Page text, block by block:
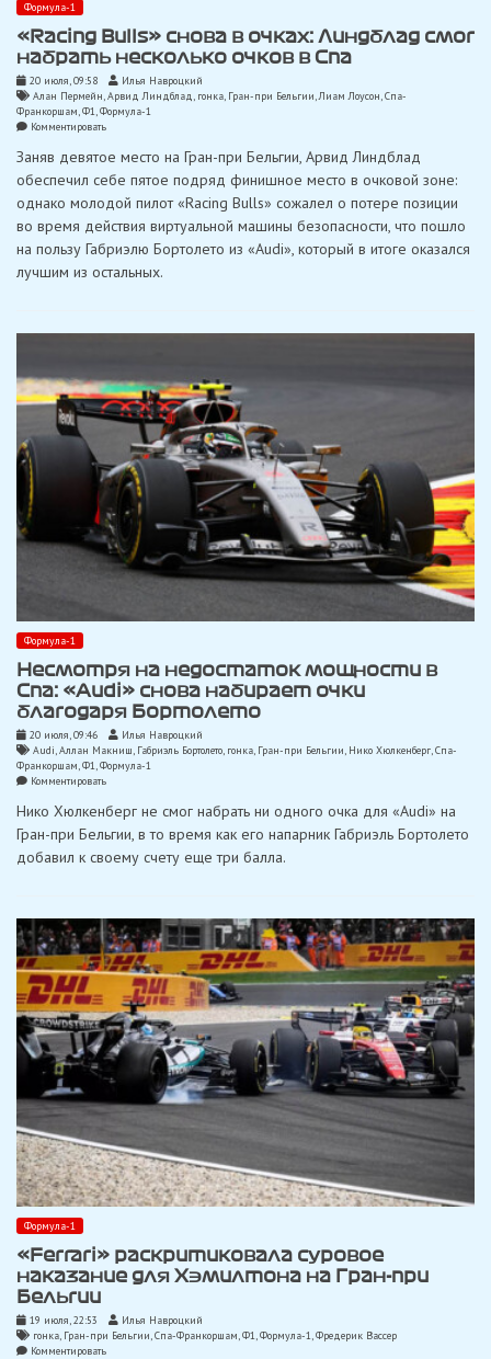
Формула-1
«Racing Bulls» снова в очках: Линдблад смог
набрать несколько очков в Спа
20 июля, 09:58
Илья Навроцкий
Алан Пермейн,Арвид Линдблад, гонка, Гран-при Бельгии,Лиам Лоусон,Спа-
Франкоршам,Ф1,Формула-1
Комментироватьon
Bulls»
снова
в
очках:
Линдблад
смог
набрать
очков
Заняв девятое место на Гран-при Бельгии, Арвид Линдблад
обеспечил себе пятое подряд финишное место в очковой зоне:
однако молодой пилот «Racing Bulls» сожалел о потере позиции
во время действия виртуальной машины безопасности, что пошло
на пользу Габриэлю Бортолето из «Audi», который в итоге оказался
лучшим из остальных.
Формула-1
Несмотря на недостаток мощности в
Спа: «Audi» снова набирает очки
благодаря Бортолето
20 июля, 09:46
Илья Навроцкий
Audi,Аллан Макниш, Габриэль Бортолето, гонка, Гран-при Бельгии, Нико Хюлкенберг,Спа-
Франкоршам,Ф1,Формула-1
Комментироватьon
на
мощности
в
набирает
очки
благодаря
Бортолето
Нико Хюлкенберг не смог набрать ни одного очка для «Audi» на
Гран-при Бельгии, в то время как его напарник Габриэль Бортолето
добавил к своему счету еще три балла.
Формула-1
«Ferrari» раскритиковала суровое
наказание для Хэмилтона на Гран-при
Бельгии
19 июля, 22:53
Илья Навроцкий
гонка, Гран-при Бельгии,Спа-Франкоршам,Ф1,Формула-1,Фредерик Вассер
Комментироватьon